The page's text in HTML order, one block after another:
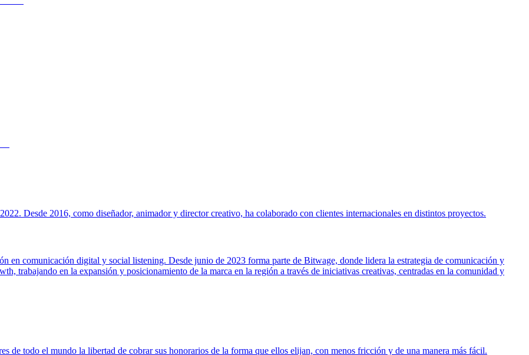
Desde 2016, como diseñador, animador y director creativo, ha colaborado con clientes internacionales en distintos proyectos.
en comunicación digital y social listening. Desde junio de 2023 forma parte de Bitwage, donde lidera la estrategia de comunicación y
trabajando en la expansión y posicionamiento de la marca en la región a través de iniciativas creativas, centradas en la comunidad y
de todo el mundo la libertad de cobrar sus honorarios de la forma que ellos elijan, con menos fricción y de una manera más fácil.